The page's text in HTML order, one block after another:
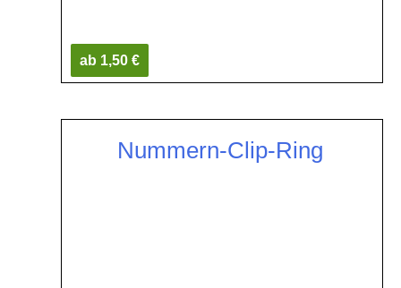
ab 1,50 €
Nummern-Clip-Ring